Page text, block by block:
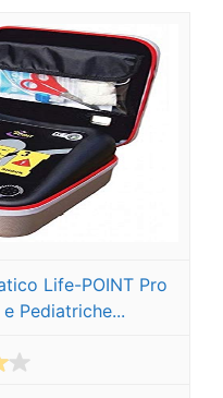
Life-POINT Pro
Pediatriche...